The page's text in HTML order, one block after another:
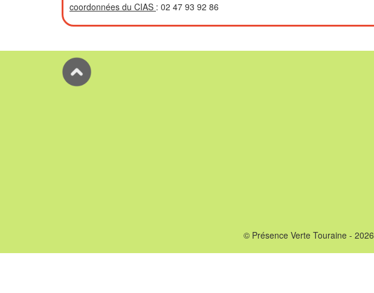
coordonnées du CIAS : 02 47 93 92 86
© Présence Verte Touraine - 2026